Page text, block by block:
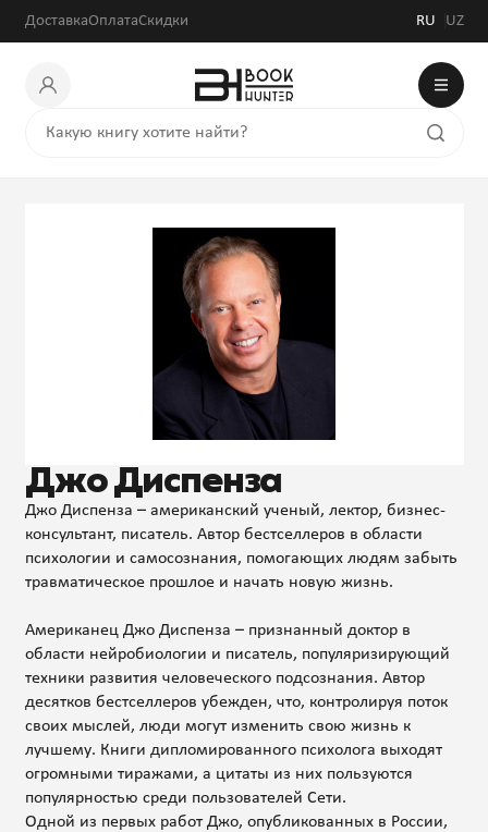
ДоставкаОплатаСкидки RU UZ
Джо Диспенза
Джо Диспенза – американский ученый, лектор, бизнес-
консультант, писатель. Автор бестселлеров в области
психологии и самосознания, помогающих людям забыть
травматическое прошлое и начать новую жизнь.
Американец Джо Диспенза – признанный доктор в
области нейробиологии и писатель, популяризирующий
техники развития человеческого подсознания. Автор
десятков бестселлеров убежден, что, контролируя поток
своих мыслей, люди могут изменить свою жизнь к
лучшему. Книги дипломированного психолога выходят
огромными тиражами, а цитаты из них пользуются
популярностью среди пользователей Сети.
Одной из первых работ Джо, опубликованных в России,